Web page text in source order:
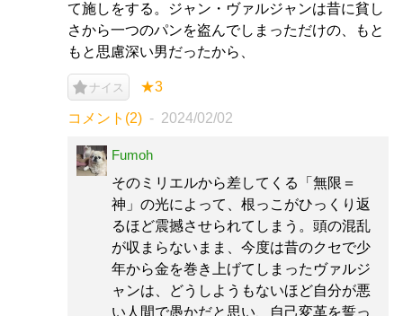
て施しをする。ジャン・ヴァルジャンは昔に貧し
さから一つのパンを盗んでしまっただけの、もと
もと思慮深い男だったから、
ナイス ★3
コメント(2) 2024/02/02
Fumoh
そのミリエルから差してくる「無限＝
神」の光によって、根っこがひっくり返
るほど震撼させられてしまう。頭の混乱
が収まらないまま、今度は昔のクセで少
年から金を巻き上げてしまったヴァルジ
ャンは、どうしようもないほど自分が悪
い人間で愚かだと思い、自己変革を誓っ